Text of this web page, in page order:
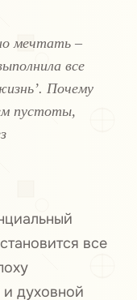
мечтать –
все
Почему
пустоты,
все
и духовной